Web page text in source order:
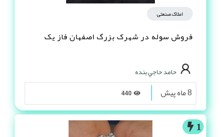
املاک صنعتی
فروش سوله در شهرک بزرگ اصفهان فاز یک
حامد حاجي بنده
8 ماه پیش
1